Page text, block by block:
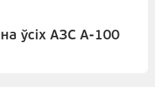
ўсіх АЗС А-100